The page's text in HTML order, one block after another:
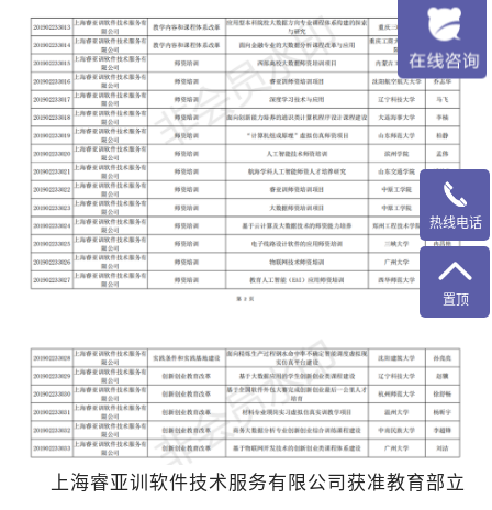
热线电话
置顶
上海睿亚训软件技术服务有限公司获准教育部立